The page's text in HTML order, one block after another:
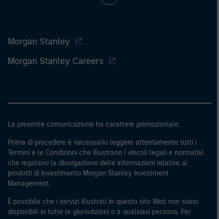
Morgan Stanley
Morgan Stanley Careers
La presente comunicazione ha carattere promozionale.
Prima di procedere è necessario leggere attentamente tutti i
Termini e le Condizioni che illustrano i vincoli legali e normativi
che regolano la divulgazione delle informazioni relative ai
prodotti di investimento Morgan Stanley Investment
Management.
È possibile che i servizi illustrati in questo sito Web non siano
disponibili in tutte le giurisdizioni o a qualsiasi persona. Per